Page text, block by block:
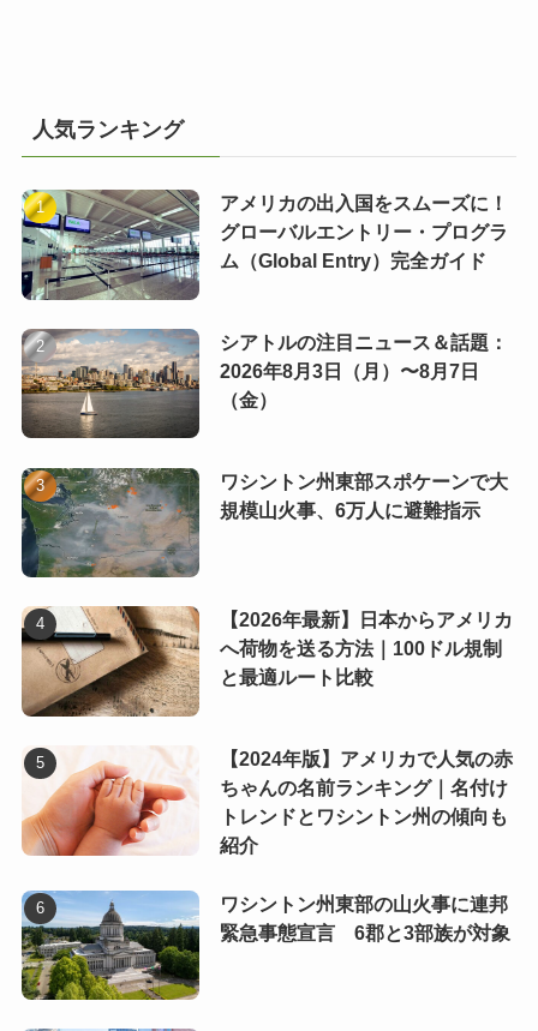
人気ランキング
アメリカの出入国をスムーズに！
グローバルエントリー・プログラ
ム（Global Entry）完全ガイド
シアトルの注目ニュース＆話題：
2026年8月3日（月）〜8月7日
（金）
ワシントン州東部スポケーンで大
規模山火事、6万人に避難指示
【2026年最新】日本からアメリカ
へ荷物を送る方法｜100ドル規制
と最適ルート比較
【2024年版】アメリカで人気の赤
ちゃんの名前ランキング｜名付け
トレンドとワシントン州の傾向も
紹介
ワシントン州東部の山火事に連邦
緊急事態宣言 6郡と3部族が対象